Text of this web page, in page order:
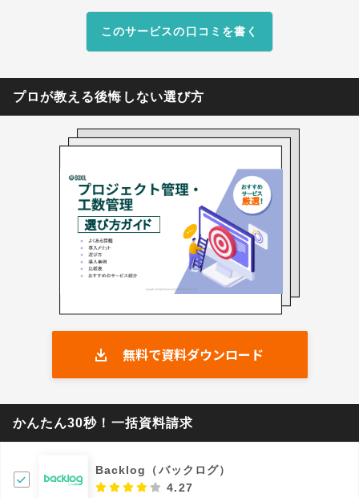
このサービスの口コミを書く
プロが教える後悔しない選び方
無料で資料ダウンロード
かんたん30秒！一括資料請求
Backlog（バックログ）
4.27